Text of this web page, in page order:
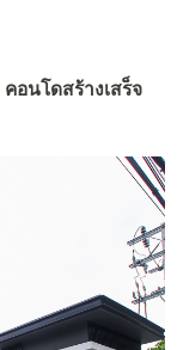
คอนโดสร้างเสร็จ